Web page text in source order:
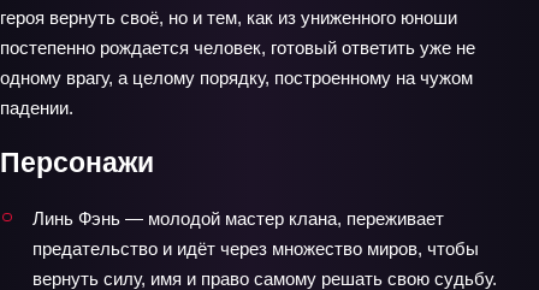
героя вернуть своё, но и тем, как из униженного юноши
постепенно рождается человек, готовый ответить уже не
одному врагу, а целому порядку, построенному на чужом
падении.
Персонажи
Линь Фэнь — молодой мастер клана, переживает
предательство и идёт через множество миров, чтобы
вернуть силу, имя и право самому решать свою судьбу.